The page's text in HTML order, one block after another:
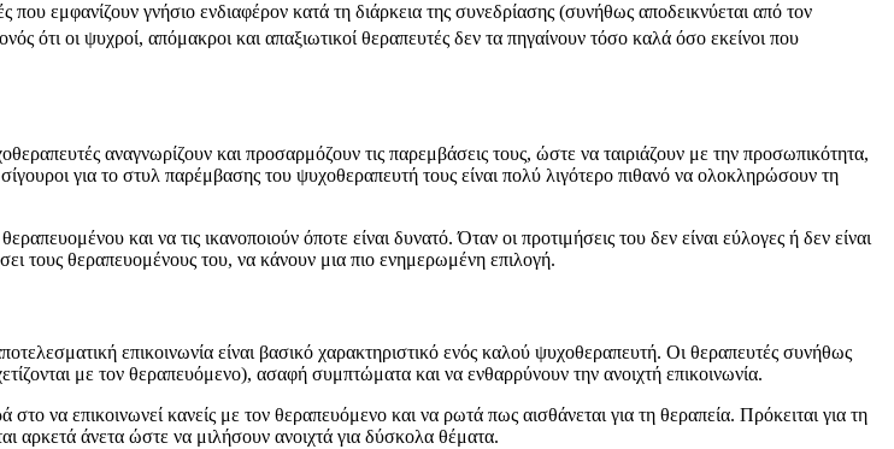
εμφανίζουν γνήσιο ενδιαφέρον κατά τη διάρκεια της συνεδρίασης (συνήθως αποδεικνύεται από τον
ότι οι ψυχροί, απόμακροι και απαξιωτικοί θεραπευτές δεν τα πηγαίνουν τόσο καλά όσο εκείνοι που
αναγνωρίζουν και προσαρμόζουν τις παρεμβάσεις τους, ώστε να ταιριάζουν με την προσωπικότητα,
για το στυλ παρέμβασης του ψυχοθεραπευτή τους είναι πολύ λιγότερο πιθανό να ολοκληρώσουν τη
και να τις ικανοποιούν όποτε είναι δυνατό. Όταν οι προτιμήσεις του δεν είναι εύλογες ή δεν είναι
τους θεραπευομένους του, να κάνουν μια πιο ενημερωμένη επιλογή.
επικοινωνία είναι βασικό χαρακτηριστικό ενός καλού ψυχοθεραπευτή. Οι θεραπευτές συνήθως
με τον θεραπευόμενο), ασαφή συμπτώματα και να ενθαρρύνουν την ανοιχτή επικοινωνία.
να επικοινωνεί κανείς με τον θεραπευόμενο και να ρωτά πως αισθάνεται για τη θεραπεία. Πρόκειται για τη
αρκετά άνετα ώστε να μιλήσουν ανοιχτά για δύσκολα θέματα.